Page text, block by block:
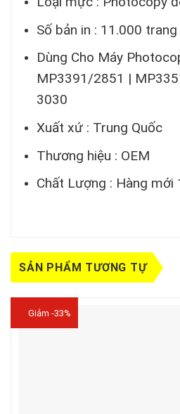
Số bản in : 11.000 trang
Dùng Cho Máy
MP3391/2851 |
3030
Xuất xứ : Trung Quốc
Thương hiệu : OEM
Chất Lượng : Hàng mới
SẢN PHẨM TƯƠNG TỰ
Giảm -33%